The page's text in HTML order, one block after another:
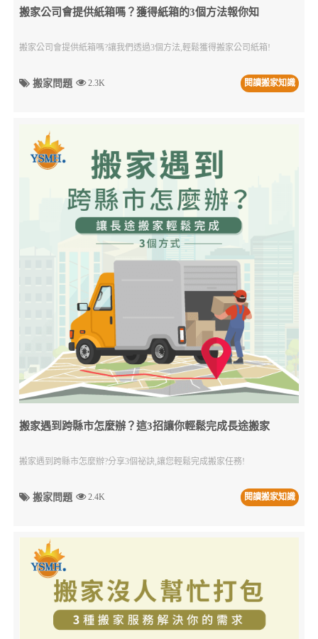
搬家公司會提供紙箱嗎？獲得紙箱的3個方法報你知
搬家公司會提供紙箱嗎?讓我們透過3個方法,輕鬆獲得搬家公司紙箱!
搬家問題 2.3K 閱讀搬家知識
搬家遇到跨縣市怎麼辦？這3招讓你輕鬆完成長途搬家
搬家遇到跨縣市怎麼辦?分享3個祕訣,讓您輕鬆完成搬家任務!
搬家問題 2.4K 閱讀搬家知識